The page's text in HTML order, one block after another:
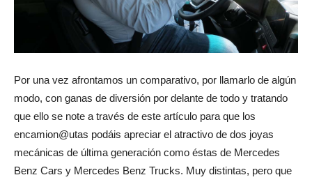
Por una vez afrontamos un comparativo, por llamarlo de algún
modo, con ganas de diversión por delante de todo y tratando
que ello se note a través de este artículo para que los
encamion@utas podáis apreciar el atractivo de dos joyas
mecánicas de última generación como éstas de Mercedes
Benz Cars y Mercedes Benz Trucks. Muy distintas, pero que